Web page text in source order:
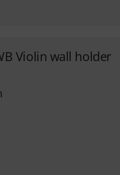
Violin wall holder